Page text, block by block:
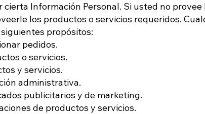
cierta Información Personal. Si usted no
los productos o servicios requeridos.
propósitos:
pedidos.
o servicios.
y servicios.
administrativa.
publicitarios y de marketing.
de productos y servicios.